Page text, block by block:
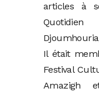
articles à
Il était
Festival
Amazigh